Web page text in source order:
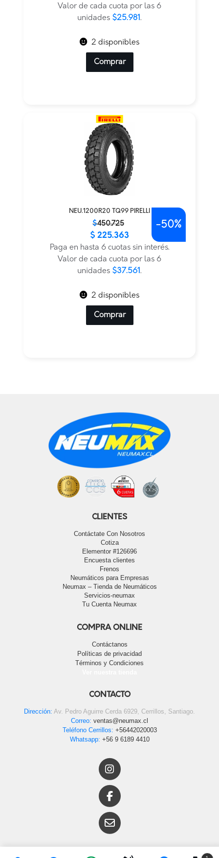
Valor de cada cuota por las 6
unidades $25.981.
2 disponibles
Comprar
NEU.1200R20 TQ99 PIRELLI
$450.725
original
actual
$ 225.363
Paga en hasta 6 cuotas sin interés.
Valor de cada cuota por las 6
unidades $37.561.
-50%
2 disponibles
Comprar
CLIENTES
Contáctate Con Nosotros
Cotiza
Elementor #126696
Encuesta clientes
Frenos
Neumáticos para Empresas
Neumax – Tienda de Neumáticos
Servicios-neumax
Tu Cuenta Neumax
COMPRA ONLINE
Contáctanos
Políticas de privacidad
Términos y Condiciones
CONTACTO
Dirección: Av. Pedro Aguirre Cerda 6929, Cerrillos, Santiago.
Correo: ventas@neumax.cl
Teléfono Cerrillos: +56442020003
Whatsapp: +56 9 6189 4410